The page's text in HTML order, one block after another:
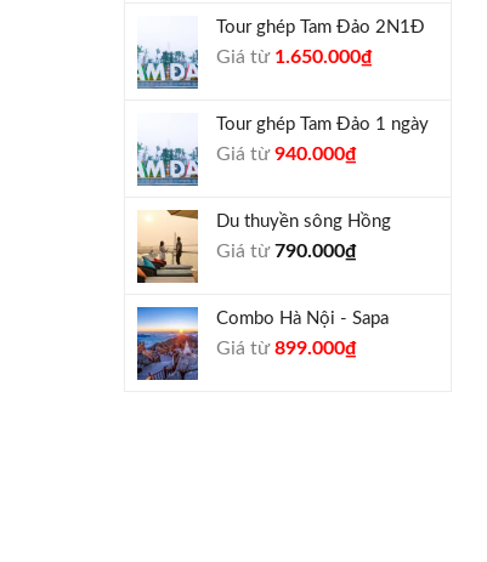
1.300.000₫.là:
Tour ghép Tam Đảo 2N1Đ
Giá từ Giá
1.800.000₫.
1.650.000₫Giá
là:
Tour ghép Tam Đảo 1 ngày
Giá từGiá
1.000.000₫.
940.000₫Giá
là:
Du thuyền sông Hồng
Giá từ790.000₫
Combo Hà Nội - Sapa
Giá từGiá
899.000₫Giá